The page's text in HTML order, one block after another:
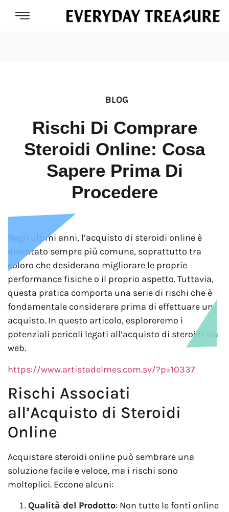
BLOG
Rischi Di Comprare
Steroidi Online: Cosa
Sapere Prima Di
Procedere
Negli ultimi anni, l’acquisto di steroidi online è
diventato sempre più comune, soprattutto tra
coloro che desiderano migliorare le proprie
performance fisiche o il proprio aspetto. Tuttavia,
questa pratica comporta una serie di rischi che è
fondamentale considerare prima di effettuare un
acquisto. In questo articolo, esploreremo i
potenziali pericoli legati all’acquisto di steroidi via
web.
https://www.artistadelmes.com.sv/?p=10337
Rischi Associati
all’Acquisto di Steroidi
Online
Acquistare steroidi online può sembrare una
soluzione facile e veloce, ma i rischi sono
molteplici. Eccone alcuni:
Qualità del Prodotto: Non tutte le fonti online